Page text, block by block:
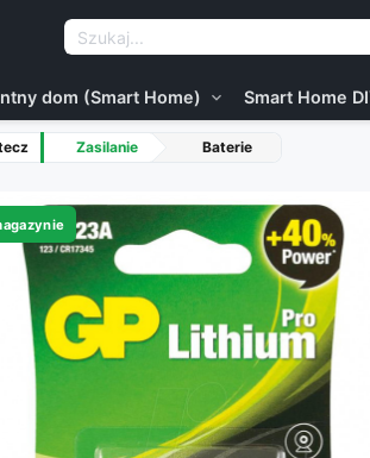
dom (Smart Home) expand_more Smart Home
Zasilanie Baterie